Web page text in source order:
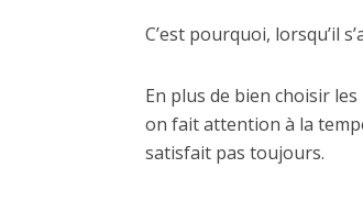
C’est pourquoi, lorsqu’il
En plus de bien choisir
on fait attention à la
satisfait pas toujours.